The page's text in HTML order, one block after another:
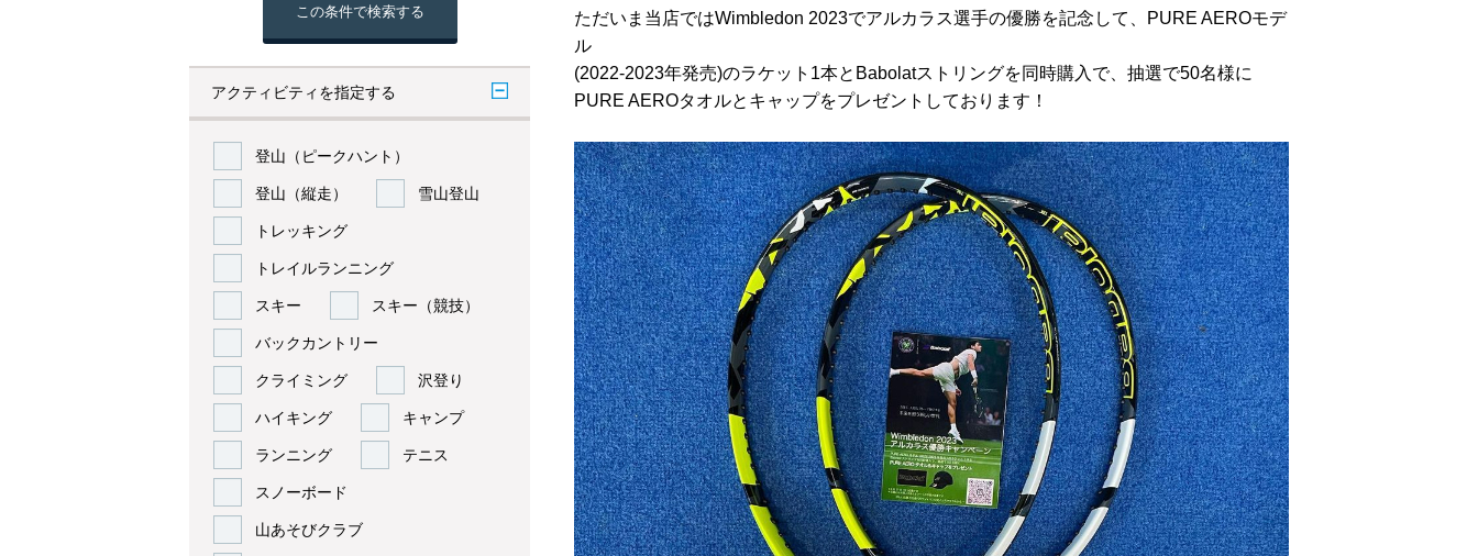
この条件で検索する
アクティビティを指定する
登山（ピークハント）
登山（縦走） 雪山登山
トレッキング
トレイルランニング
スキー スキー（競技）
バックカントリー
クライミング 沢登り
ハイキング キャンプ
ランニング テニス
スノーボード
山あそびクラブ
ただいま当店ではWimbledon 2023でアルカラス選手の優勝を記念して、PURE AEROモデ
ル
(2022-2023年発売)のラケット1本とBabolatストリングを同時購入で、抽選で50名様に
PURE AEROタオルとキャップをプレゼントしております！